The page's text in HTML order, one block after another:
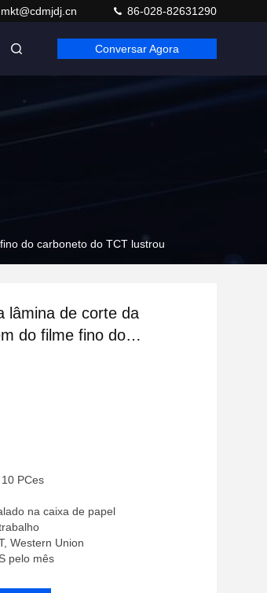
mkt@cdmjdj.cn 86-028-82631290
Conversar Agora
do carboneto do TCT lustrou
lâmina de corte da
do filme fino do
PCes
na caixa de papel
Western Union
pelo mês